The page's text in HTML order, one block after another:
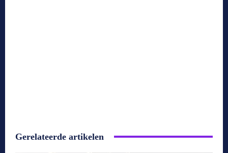
Gerelateerde artikelen